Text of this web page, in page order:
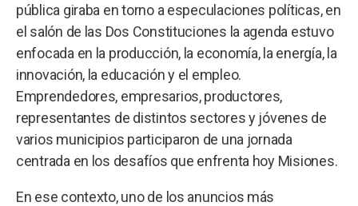
pública giraba en torno a especulaciones políticas, en
el salón de las Dos Constituciones la agenda estuvo
enfocada en la producción, la economía, la energía, la
innovación, la educación y el empleo.
Emprendedores, empresarios, productores,
representantes de distintos sectores y jóvenes de
varios municipios participaron de una jornada
centrada en los desafíos que enfrenta hoy Misiones.
En ese contexto, uno de los anuncios más